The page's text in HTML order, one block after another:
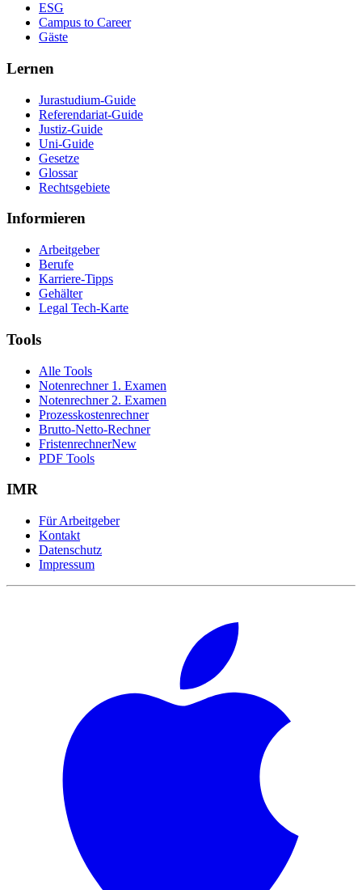
ESG
Campus to Career
Gäste
Lernen
Jurastudium-Guide
Referendariat-Guide
Justiz-Guide
Uni-Guide
Gesetze
Glossar
Rechtsgebiete
Informieren
Arbeitgeber
Berufe
Karriere-Tipps
Gehälter
Legal Tech-Karte
Tools
Alle Tools
Notenrechner 1. Examen
Notenrechner 2. Examen
Prozesskostenrechner
Brutto-Netto-Rechner
FristenrechnerNew
PDF Tools
IMR
Für Arbeitgeber
Kontakt
Datenschutz
Impressum